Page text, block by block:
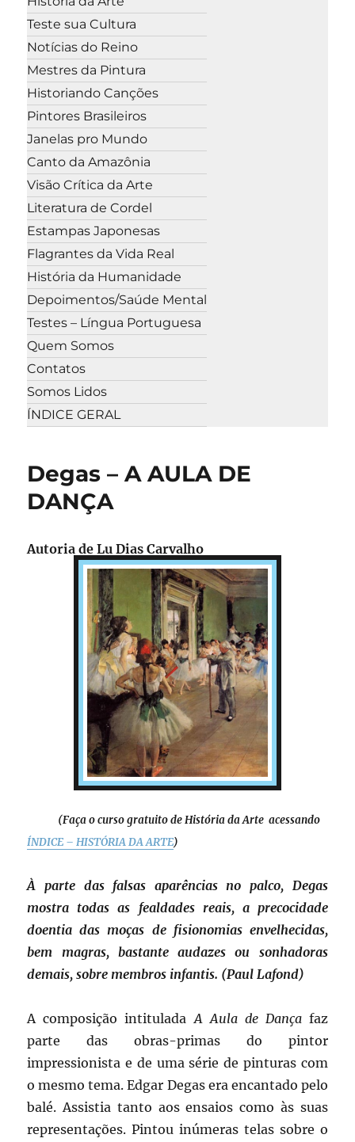
Teste sua Cultura
Notícias do Reino
Mestres da Pintura
Historiando Canções
Pintores Brasileiros
Janelas pro Mundo
Canto da Amazônia
Visão Crítica da Arte
Literatura de Cordel
Estampas Japonesas
Flagrantes da Vida Real
História da Humanidade
Depoimentos/Saúde Mental
Testes – Língua Portuguesa
Quem Somos
Contatos
Somos Lidos
ÍNDICE GERAL
Degas – A AULA DE
DANÇA
Autoria de Lu Dias Carvalho
(Faça o curso gratuito de História da Arte acessando
ÍNDICE – HISTÓRIA DA ARTE)
À parte das falsas aparências no palco, Degas
mostra todas as fealdades reais, a precocidade
doentia das moças de fisionomias envelhecidas,
bem magras, bastante audazes ou sonhadoras
demais, sobre membros infantis. (Paul Lafond)
A composição intitulada A Aula de Dançafaz
parte das obras-primas do pintor
impressionista e de uma série de pinturas com
o mesmo tema. Edgar Degas era encantado pelo
balé. Assistia tanto aos ensaios como às suas
representações. Pintou inúmeras telas sobre o